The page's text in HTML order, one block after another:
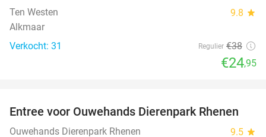
Ten Westen 9.8 star
Alkmaar
Verkocht: 31
Regulier €38
€24,95
19%
Entree voor Ouwehands Dierenpark Rhenen
Ouwehands Dierenpark Rhenen 9.5 star